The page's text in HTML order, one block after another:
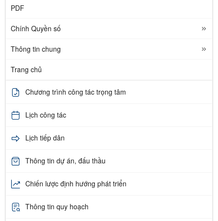
PDF
Chính Quyền số
Thông tin chung
Trang chủ
Chương trình công tác trọng tâm
Lịch công tác
Lịch tiếp dân
Thông tin dự án, đấu thầu
Chiến lược định hướng phát triển
Thông tin quy hoạch